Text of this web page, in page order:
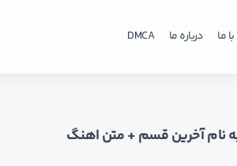
ما درباره ما DMCA
نام آخرین قسم + متن اهنگ